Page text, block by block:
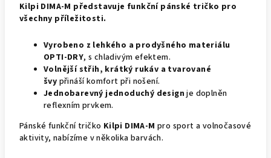
Kilpi DIMA-M představuje funkční pánské tričko pro
všechny příležitosti.
Vyrobeno z lehkého a prodyšného materiálu
OPTI-DRY, s chladivým efektem.
Volnější střih, krátký rukáv a tvarované
švy přináší komfort při nošení.
Jednobarevný jednoduchý design je doplněn
reflexním prvkem.
Pánské funkční tričko Kilpi DIMA-M pro sport a volnočasové
aktivity, nabízíme v několika barvách.